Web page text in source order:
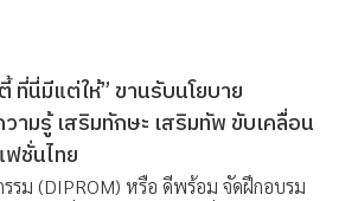
ที่นี่มีแต่ให้” ขานรับนโยบาย
วามรู้ เสริมทักษะ เสริมทัพ ขับเคลื่อน
ชั่นไทย
รม (DIPROM) หรือ ดีพร้อม จัดฝึกอบรม